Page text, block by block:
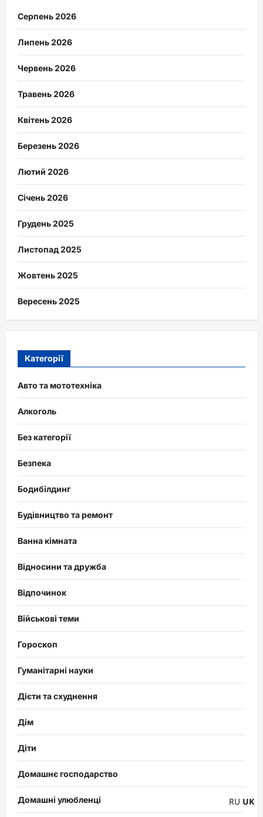
Серпень 2026
Липень 2026
Червень 2026
Травень 2026
Квітень 2026
Березень 2026
Лютий 2026
Січень 2026
Грудень 2025
Листопад 2025
Жовтень 2025
Вересень 2025
Категорії
Авто та мототехніка
Алкоголь
Без категорії
Безпека
Бодибілдинг
Будівництво та ремонт
Ванна кімната
Відносини та дружба
Відпочинок
Військові теми
Гороскоп
Гуманітарні науки
Дієти та схуднення
Дім
Діти
Домашнє господарство
Домашні улюбленці RU UK